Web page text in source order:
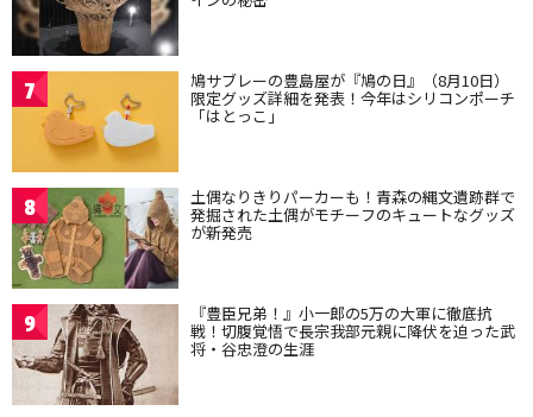
7 鳩サブレーの豊島屋が『鳩の日』（8月10日）
限定グッズ詳細を発表！今年はシリコンポーチ
「はとっこ」
8 土偶なりきりパーカーも！青森の縄文遺跡群で
発掘された土偶がモチーフのキュートなグッズ
が新発売
9 『豊臣兄弟！』小一郎の5万の大軍に徹底抗
戦！切腹覚悟で長宗我部元親に降伏を迫った武
将・谷忠澄の生涯